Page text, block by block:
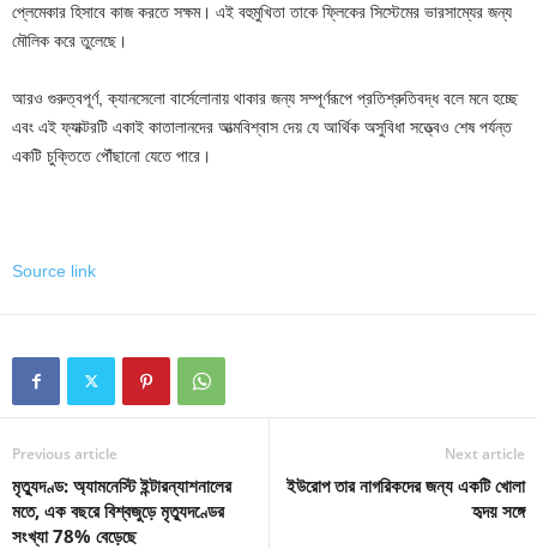
প্লেমেকার হিসাবে কাজ করতে সক্ষম। এই বহুমুখিতা তাকে ফ্লিকের সিস্টেমের ভারসাম্যের জন্য
মৌলিক করে তুলেছে।
আরও গুরুত্বপূর্ণ, ক্যানসেলো বার্সেলোনায় থাকার জন্য সম্পূর্ণরূপে প্রতিশ্রুতিবদ্ধ বলে মনে হচ্ছে
এবং এই ফ্যাক্টরটি একাই কাতালানদের আত্মবিশ্বাস দেয় যে আর্থিক অসুবিধা সত্ত্বেও শেষ পর্যন্ত
একটি চুক্তিতে পৌঁছানো যেতে পারে।
Source link
Previous article
মৃত্যুদণ্ড: অ্যামনেস্টি ইন্টারন্যাশনালের
মতে, এক বছরে বিশ্বজুড়ে মৃত্যুদণ্ডের
সংখ্যা 78% বেড়েছে
Next article
ইউরোপ তার নাগরিকদের জন্য একটি খোলা
হৃদয় সঙ্গে